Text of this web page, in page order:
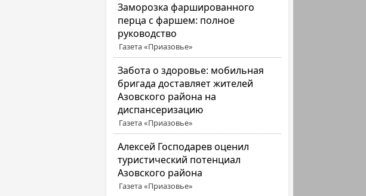
Заморозка фаршированного
перца с фаршем: полное
руководство
Газета «Приазовье»
Забота о здоровье: мобильная
бригада доставляет жителей
Азовского района на
диспансеризацию
Газета «Приазовье»
Алексей Господарев оценил
туристический потенциал
Азовского района
Газета «Приазовье»